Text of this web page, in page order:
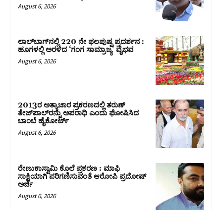
August 6, 2026
ಲಾಲ್‍ಬಾಗ್‍ನಲ್ಲಿ 220 ನೇ ಫಲಪುಷ್ಪ ಪ್ರದರ್ಶನ :
ಹೂಗಳಲ್ಲಿ ಅರಳಿದ ‘ಗಂಗ ಸಾಮ್ರಾಜ್ಯ’ ವೈಭವ
August 6, 2026
2013ರ ಅತ್ಯಾಚಾರ ಪ್ರಕರಣದಲ್ಲಿ ತರುಣ್
ತೇಜ್‌ಪಾಲ್‌ರನ್ನು ಅಪರಾಧಿ ಎಂದು ಘೋಷಿಸಿದ
ಬಾಂಬೆ ಹೈಕೋರ್ಟ್
August 6, 2026
ರೇಣುಕಾಸ್ವಾಮಿ ಕೊಲೆ ಪ್ರಕರಣ : ಮಾಫಿ
ಸಾಕ್ಷಿಯಾಗಿ ಪರಿಗಣಿಸುವಂತೆ ಆರೋಪಿ ಪ್ರದೋಷ್‌
ಅರ್ಜಿ
August 6, 2026